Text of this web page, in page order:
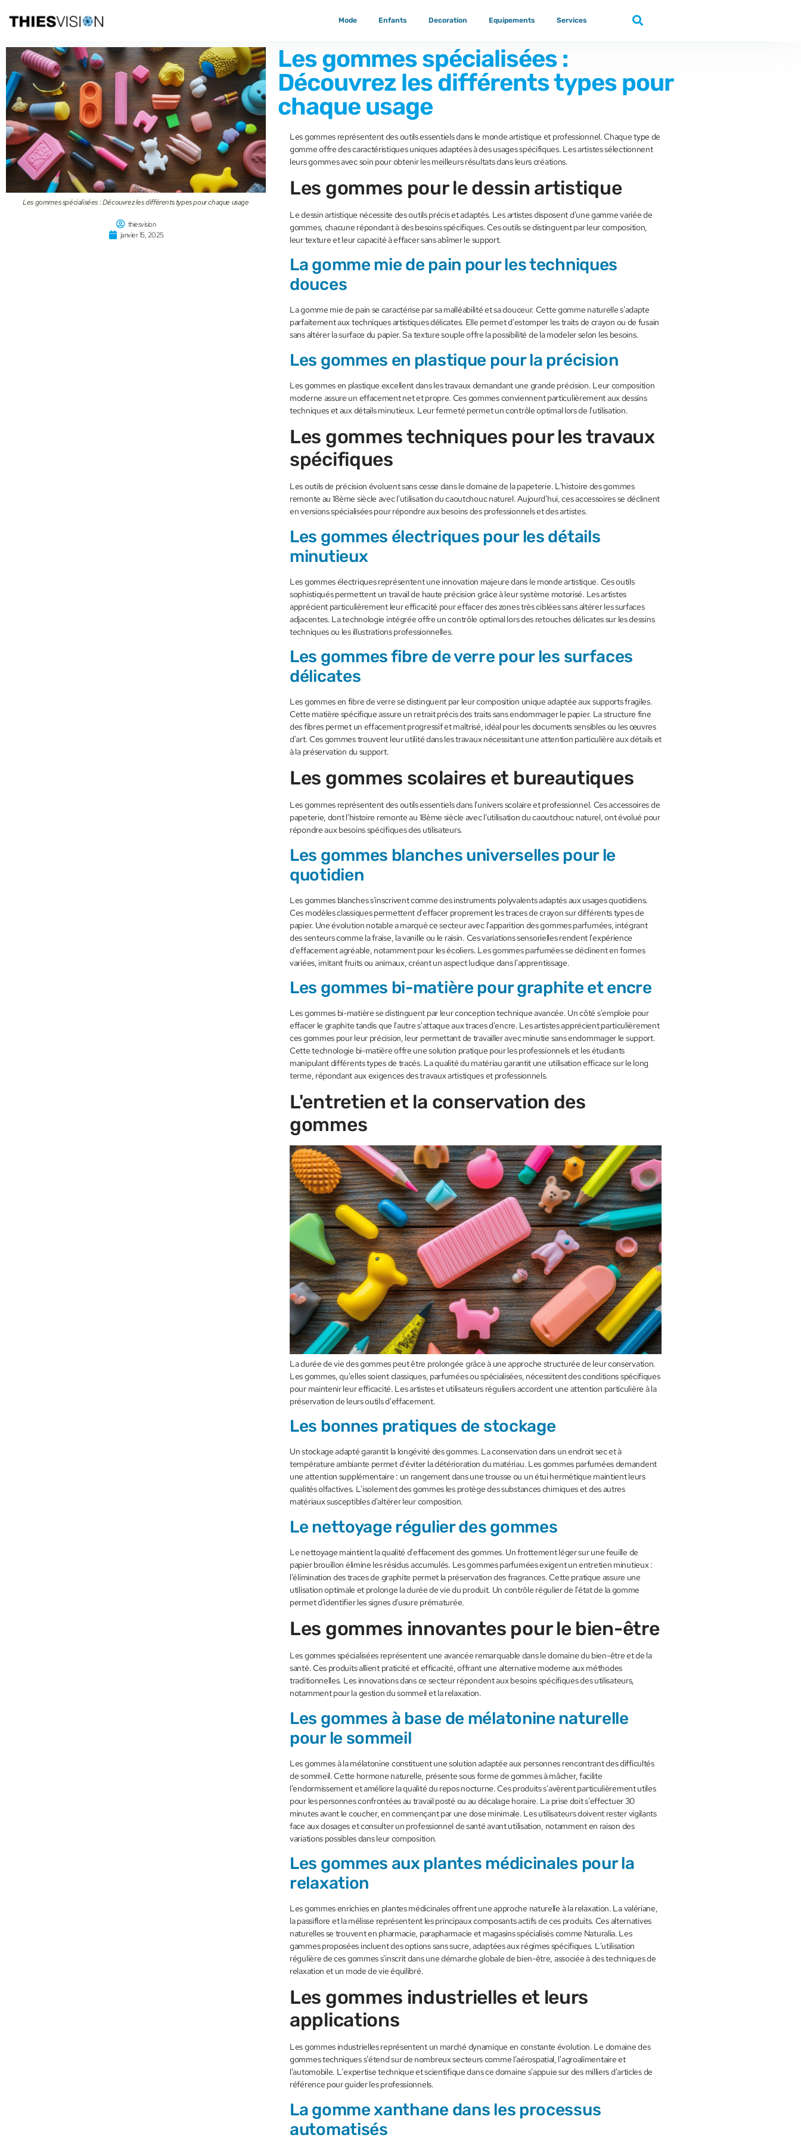
Mode Enfants Decoration Equipements Services
Les gommes spécialisées : Découvrez les différents types pour chaque usage
thiesvision
janvier 15, 2025
Les gommes spécialisées :
Découvrez les différents types pour
chaque usage
Les gommes représentent des outils essentiels dans le monde artistique et professionnel. Chaque type de
gomme offre des caractéristiques uniques adaptées à des usages spécifiques. Les artistes sélectionnent
leurs gommes avec soin pour obtenir les meilleurs résultats dans leurs créations.
Les gommes pour le dessin artistique
Le dessin artistique nécessite des outils précis et adaptés. Les artistes disposent d'une gamme variée de
gommes, chacune répondant à des besoins spécifiques. Ces outils se distinguent par leur composition,
leur texture et leur capacité à effacer sans abîmer le support.
La gomme mie de pain pour les techniques
douces
La gomme mie de pain se caractérise par sa malléabilité et sa douceur. Cette gomme naturelle s'adapte
parfaitement aux techniques artistiques délicates. Elle permet d'estomper les traits de crayon ou de fusain
sans altérer la surface du papier. Sa texture souple offre la possibilité de la modeler selon les besoins.
Les gommes en plastique pour la précision
Les gommes en plastique excellent dans les travaux demandant une grande précision. Leur composition
moderne assure un effacement net et propre. Ces gommes conviennent particulièrement aux dessins
techniques et aux détails minutieux. Leur fermeté permet un contrôle optimal lors de l'utilisation.
Les gommes techniques pour les travaux
spécifiques
Les outils de précision évoluent sans cesse dans le domaine de la papeterie. L'histoire des gommes
remonte au 18ème siècle avec l'utilisation du caoutchouc naturel. Aujourd'hui, ces accessoires se déclinent
en versions spécialisées pour répondre aux besoins des professionnels et des artistes.
Les gommes électriques pour les détails
minutieux
Les gommes électriques représentent une innovation majeure dans le monde artistique. Ces outils
sophistiqués permettent un travail de haute précision grâce à leur système motorisé. Les artistes
apprécient particulièrement leur efficacité pour effacer des zones très ciblées sans altérer les surfaces
adjacentes. La technologie intégrée offre un contrôle optimal lors des retouches délicates sur les dessins
techniques ou les illustrations professionnelles.
Les gommes fibre de verre pour les surfaces
délicates
Les gommes en fibre de verre se distinguent par leur composition unique adaptée aux supports fragiles.
Cette matière spécifique assure un retrait précis des traits sans endommager le papier. La structure fine
des fibres permet un effacement progressif et maîtrisé, idéal pour les documents sensibles ou les œuvres
d'art. Ces gommes trouvent leur utilité dans les travaux nécessitant une attention particulière aux détails et
à la préservation du support.
Les gommes scolaires et bureautiques
Les gommes représentent des outils essentiels dans l'univers scolaire et professionnel. Ces accessoires de
papeterie, dont l'histoire remonte au 18ème siècle avec l'utilisation du caoutchouc naturel, ont évolué pour
répondre aux besoins spécifiques des utilisateurs.
Les gommes blanches universelles pour le
quotidien
Les gommes blanches s'inscrivent comme des instruments polyvalents adaptés aux usages quotidiens.
Ces modèles classiques permettent d'effacer proprement les traces de crayon sur différents types de
papier. Une évolution notable a marqué ce secteur avec l'apparition des gommes parfumées, intégrant
des senteurs comme la fraise, la vanille ou le raisin. Ces variations sensorielles rendent l'expérience
d'effacement agréable, notamment pour les écoliers. Les gommes parfumées se déclinent en formes
variées, imitant fruits ou animaux, créant un aspect ludique dans l'apprentissage.
Les gommes bi-matière pour graphite et encre
Les gommes bi-matière se distinguent par leur conception technique avancée. Un côté s'emploie pour
effacer le graphite tandis que l'autre s'attaque aux traces d'encre. Les artistes apprécient particulièrement
ces gommes pour leur précision, leur permettant de travailler avec minutie sans endommager le support.
Cette technologie bi-matière offre une solution pratique pour les professionnels et les étudiants
manipulant différents types de tracés. La qualité du matériau garantit une utilisation efficace sur le long
terme, répondant aux exigences des travaux artistiques et professionnels.
L'entretien et la conservation des
gommes
La durée de vie des gommes peut être prolongée grâce à une approche structurée de leur conservation.
Les gommes, qu'elles soient classiques, parfumées ou spécialisées, nécessitent des conditions spécifiques
pour maintenir leur efficacité. Les artistes et utilisateurs réguliers accordent une attention particulière à la
préservation de leurs outils d'effacement.
Les bonnes pratiques de stockage
Un stockage adapté garantit la longévité des gommes. La conservation dans un endroit sec et à
température ambiante permet d'éviter la détérioration du matériau. Les gommes parfumées demandent
une attention supplémentaire : un rangement dans une trousse ou un étui hermétique maintient leurs
qualités olfactives. L'isolement des gommes les protège des substances chimiques et des autres
matériaux susceptibles d'altérer leur composition.
Le nettoyage régulier des gommes
Le nettoyage maintient la qualité d'effacement des gommes. Un frottement léger sur une feuille de
papier brouillon élimine les résidus accumulés. Les gommes parfumées exigent un entretien minutieux :
l'élimination des traces de graphite permet la préservation des fragrances. Cette pratique assure une
utilisation optimale et prolonge la durée de vie du produit. Un contrôle régulier de l'état de la gomme
permet d'identifier les signes d'usure prématurée.
Les gommes innovantes pour le bien-être
Les gommes spécialisées représentent une avancée remarquable dans le domaine du bien-être et de la
santé. Ces produits allient praticité et efficacité, offrant une alternative moderne aux méthodes
traditionnelles. Les innovations dans ce secteur répondent aux besoins spécifiques des utilisateurs,
notamment pour la gestion du sommeil et la relaxation.
Les gommes à base de mélatonine naturelle
pour le sommeil
Les gommes à la mélatonine constituent une solution adaptée aux personnes rencontrant des difficultés
de sommeil. Cette hormone naturelle, présente sous forme de gommes à mâcher, facilite
l'endormissement et améliore la qualité du repos nocturne. Ces produits s'avèrent particulièrement utiles
pour les personnes confrontées au travail posté ou au décalage horaire. La prise doit s'effectuer 30
minutes avant le coucher, en commençant par une dose minimale. Les utilisateurs doivent rester vigilants
face aux dosages et consulter un professionnel de santé avant utilisation, notamment en raison des
variations possibles dans leur composition.
Les gommes aux plantes médicinales pour la
relaxation
Les gommes enrichies en plantes médicinales offrent une approche naturelle à la relaxation. La valériane,
la passiflore et la mélisse représentent les principaux composants actifs de ces produits. Ces alternatives
naturelles se trouvent en pharmacie, parapharmacie et magasins spécialisés comme Naturalia. Les
gammes proposées incluent des options sans sucre, adaptées aux régimes spécifiques. L'utilisation
régulière de ces gommes s'inscrit dans une démarche globale de bien-être, associée à des techniques de
relaxation et un mode de vie équilibré.
Les gommes industrielles et leurs
applications
Les gommes industrielles représentent un marché dynamique en constante évolution. Le domaine des
gommes techniques s'étend sur de nombreux secteurs comme l'aérospatial, l'agroalimentaire et
l'automobile. L'expertise technique et scientifique dans ce domaine s'appuie sur des milliers d'articles de
référence pour guider les professionnels.
La gomme xanthane dans les processus
automatisés